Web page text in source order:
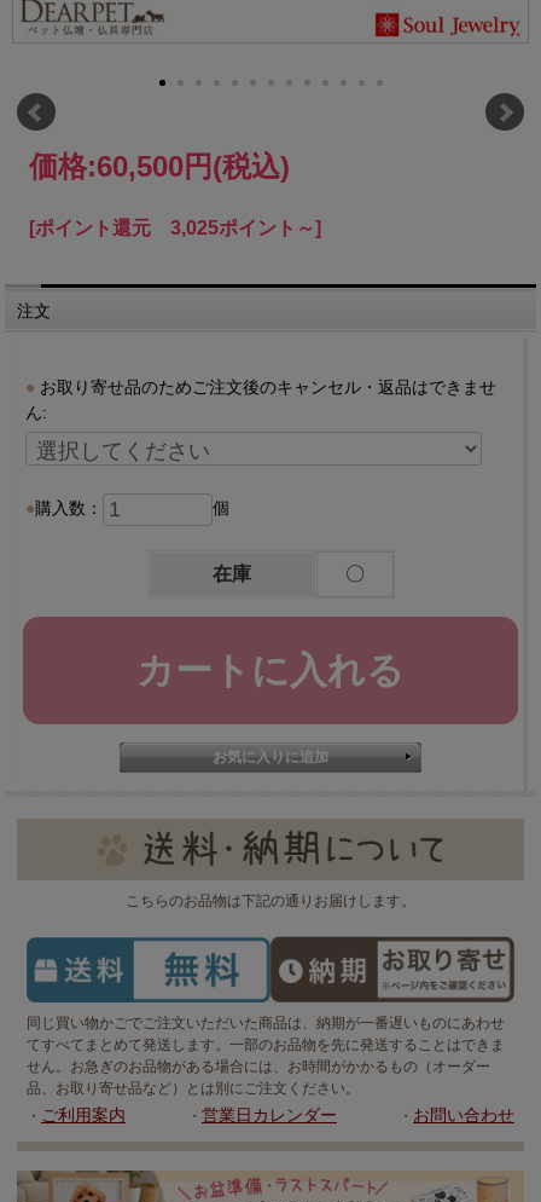
価格:60,500円(税込)
[ポイント還元 3,025ポイント～]
注文
お取り寄せ品のためご注文後のキャンセル・返品はできませ
ん:
購入数： 個
在庫 〇
こちらのお品物は下記の通りお届けします。
同じ買い物かごでご注文いただいた商品は、納期が一番遅いものにあわせ
てすべてまとめて発送します。一部のお品物を先に発送することはできま
せん。お急ぎのお品物がある場合には、お時間がかかるもの（オーダー
品、お取り寄せ品など）とは別にご注文ください。
・ ご利用案内 ・ 営業日カレンダー ・ お問い合わせ